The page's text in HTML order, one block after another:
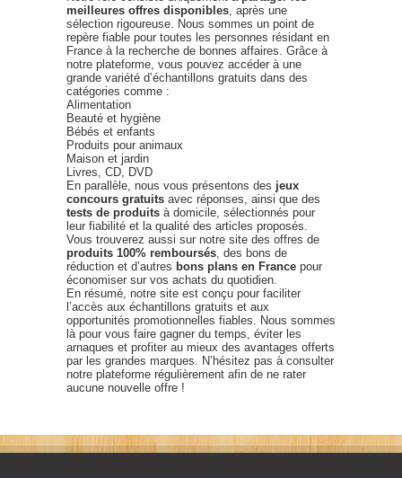
meilleures offres disponibles , après une
sélection rigoureuse. Nous sommes un point de
repère fiable pour toutes les personnes résidant en
France à la recherche de bonnes affaires. Grâce à
notre plateforme, vous pouvez accéder à une
grande variété d’échantillons gratuits dans des
catégories comme :
Alimentation
Beauté et hygiène
Bébés et enfants
Produits pour animaux
Maison et jardin
Livres, CD, DVD
En parallèle, nous vous présentons des jeux
concours gratuits avec réponses, ainsi que des
tests de produits à domicile, sélectionnés pour
leur fiabilité et la qualité des articles proposés.
Vous trouverez aussi sur notre site des offres de
produits 100% remboursés , des bons de
réduction et d’autres bons plans en France pour
économiser sur vos achats du quotidien.
En résumé, notre site est conçu pour faciliter
l’accès aux échantillons gratuits et aux
opportunités promotionnelles fiables. Nous sommes
là pour vous faire gagner du temps, éviter les
arnaques et profiter au mieux des avantages offerts
par les grandes marques. N’hésitez pas à consulter
notre plateforme régulièrement afin de ne rater
aucune nouvelle offre !